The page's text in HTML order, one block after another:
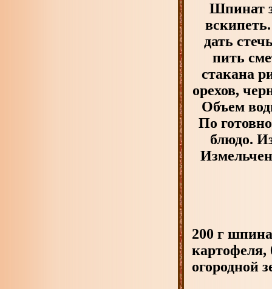
Шпинат
дать
пить
стакана
орехов,
Объем
По
блюдо.
200 г
картофеля,
огородной